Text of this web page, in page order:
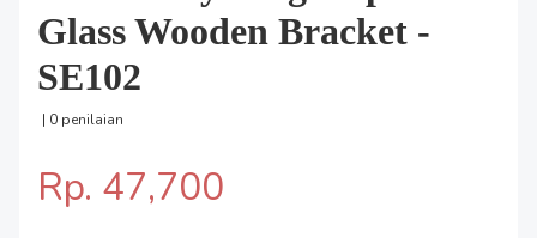
Glass Wooden Bracket -
SE102
| 0 penilaian
Rp. 47,700